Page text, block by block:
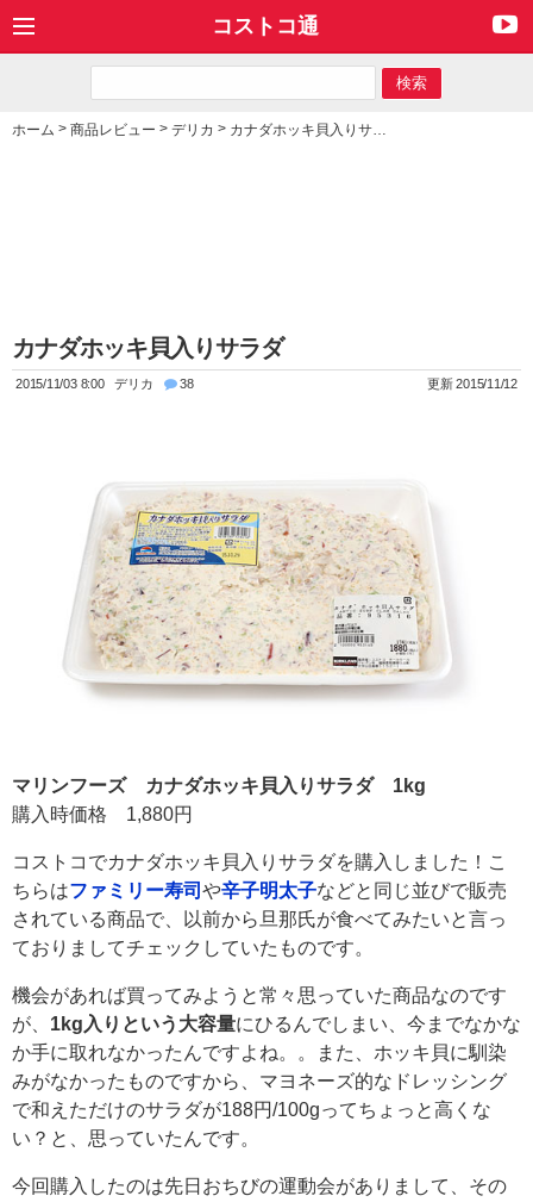
コストコ通
ホーム > 商品レビュー > デリカ > カナダホッキ貝入りサラダ
カナダホッキ貝入りサラダ
2015/11/03 8:00 デリカ 38 更新 2015/11/12
マリンフーズ カナダホッキ貝入りサラダ 1kg
購入時価格 1,880円
コストコでカナダホッキ貝入りサラダを購入しました！こ
ちらはファミリー寿司 や辛子明太子などと同じ並びで販売
されている商品で、以前から旦那氏が食べてみたいと言っ
ておりましてチェックしていたものです。
機会があれば買ってみようと常々思っていた商品なのです
が、 1kg入りという大容量にひるんでしまい、今までなかな
か手に取れなかったんですよね。。また、ホッキ貝に馴染
みがなかったものですから、マヨネーズ的なドレッシング
で和えただけのサラダが188円/100gってちょっと高くな
い？と、思っていたんです。
今回購入したのは先日おちびの運動会がありまして、その